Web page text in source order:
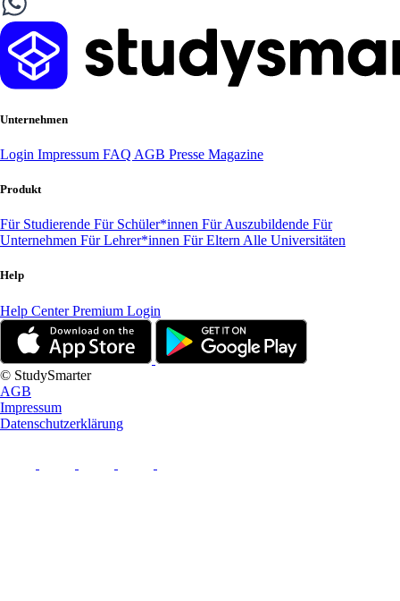
Unternehmen
Login Impressum FAQ AGB Presse Magazine
Produkt
Für Studierende Für Schüler*innen Für Auszubildende Für
Unternehmen Für Lehrer*innen Für Eltern Alle Universitäten
Help
Help CenterPremium Login
© StudySmarter
AGB
Impressum
Datenschutzerklärung